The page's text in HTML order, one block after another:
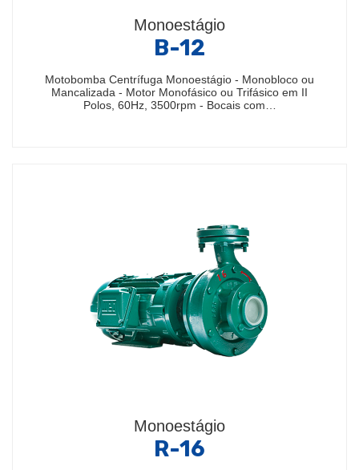
Monoestágio
B-12
Motobomba Centrífuga Monoestágio - Monobloco ou
Mancalizada - Motor Monofásico ou Trifásico em II
Polos, 60Hz, 3500rpm - Bocais com…
Monoestágio
R-16